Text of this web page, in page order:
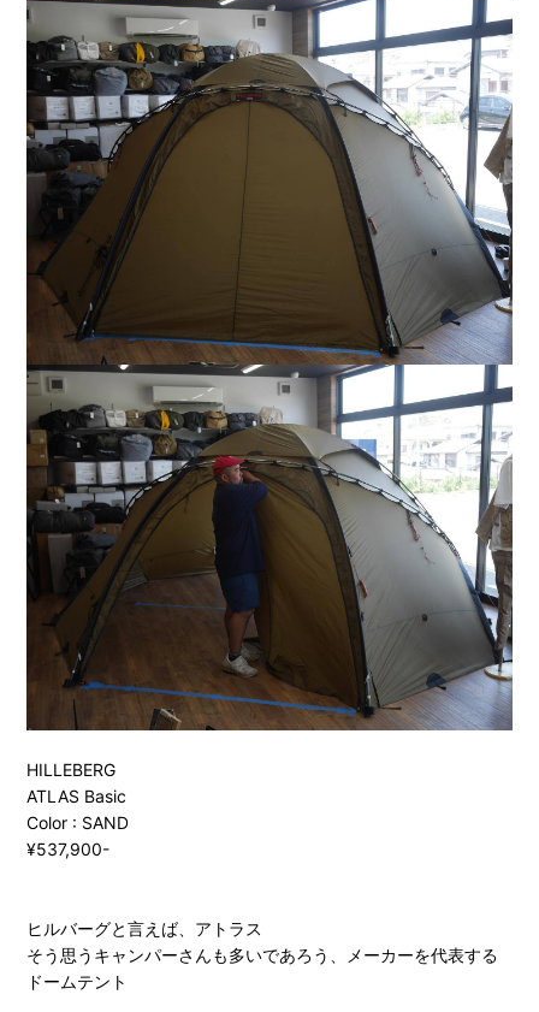
HILLEBERG
ATLAS Basic
Color : SAND
¥537,900-
ヒルバーグと言えば、アトラス
そう思うキャンパーさんも多いであろう、メーカーを代表する
ドームテント